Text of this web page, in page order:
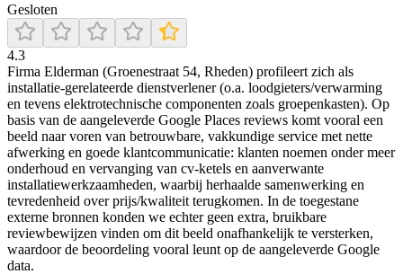
Gesloten
4.3
Firma Elderman (Groenestraat 54, Rheden) profileert zich als
installatie-gerelateerde dienstverlener (o.a. loodgieters/verwarming
en tevens elektrotechnische componenten zoals groepenkasten). Op
basis van de aangeleverde Google Places reviews komt vooral een
beeld naar voren van betrouwbare, vakkundige service met nette
afwerking en goede klantcommunicatie: klanten noemen onder meer
onderhoud en vervanging van cv-ketels en aanverwante
installatiewerkzaamheden, waarbij herhaalde samenwerking en
tevredenheid over prijs/kwaliteit terugkomen. In de toegestane
externe bronnen konden we echter geen extra, bruikbare
reviewbewijzen vinden om dit beeld onafhankelijk te versterken,
waardoor de beoordeling vooral leunt op de aangeleverde Google
data.